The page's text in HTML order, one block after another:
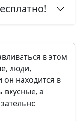
в этом
люди,
находится в
вкусные, а